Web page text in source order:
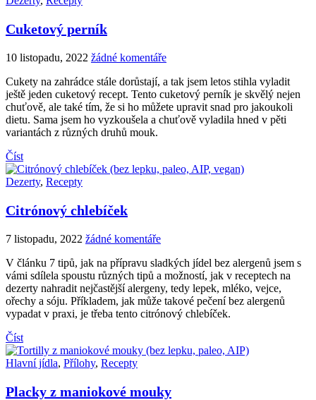
Cuketový perník
10 listopadu, 2022 žádné komentáře
Cukety na zahrádce stále dorůstají, a tak jsem letos stihla vyladit
ještě jeden cuketový recept. Tento cuketový perník je skvělý nejen
chuťově, ale také tím, že si ho můžete upravit snad pro jakoukoli
dietu. Sama jsem ho vyzkoušela a chuťově vyladila hned v pěti
variantách z různých druhů mouk.
Číst
Dezerty, Recepty
Citrónový chlebíček
7 listopadu, 2022 žádné komentáře
V článku 7 tipů, jak na přípravu sladkých jídel bez alergenů jsem s
vámi sdílela spoustu různých tipů a možností, jak v receptech na
dezerty nahradit nejčastější alergeny, tedy lepek, mléko, vejce,
ořechy a sóju. Příkladem, jak může takové pečení bez alergenů
vypadat v praxi, je třeba tento citrónový chlebíček.
Číst
Hlavní jídla, Přílohy, Recepty
Placky z maniokové mouky